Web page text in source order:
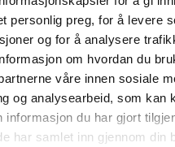
personlig preg, for å levere
og for å analysere
om hvordan du
våre innen sosiale
og analysearbeid, som kan
informasjon du har gjort
har samlet inn gjennom din